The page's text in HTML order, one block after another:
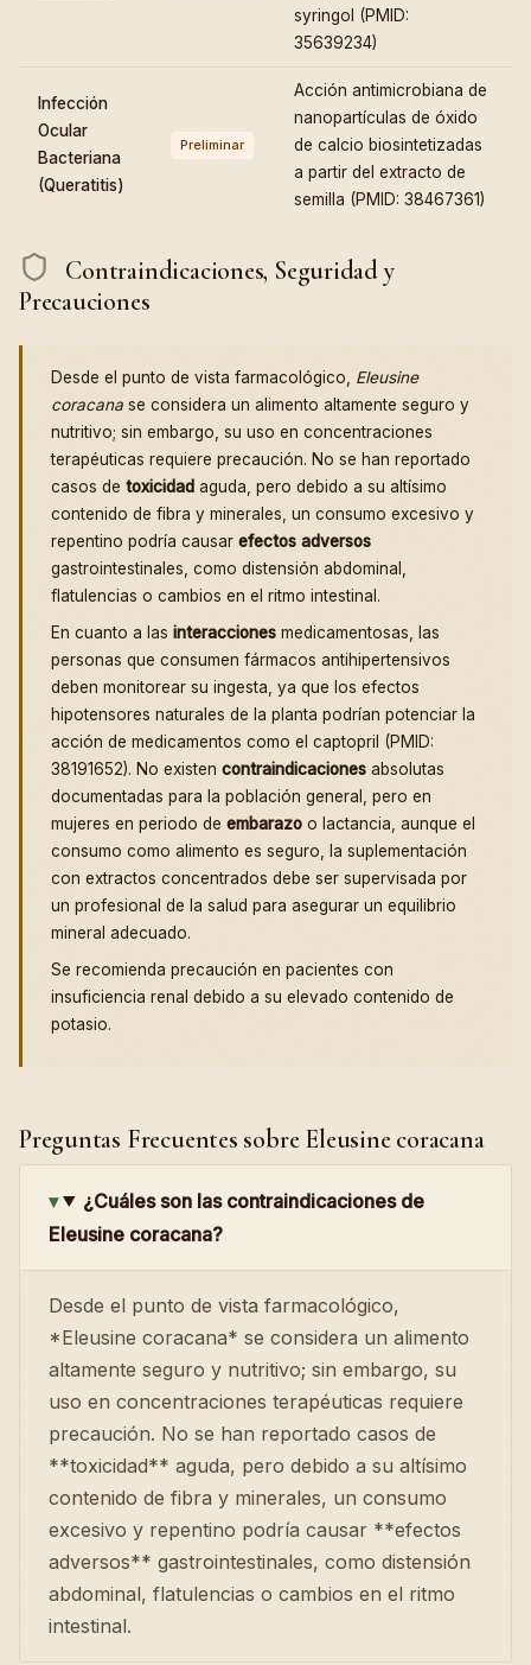
syringol (PMID:
35639234)
Infección
Ocular
Bacteriana
(Queratitis)
Preliminar
Acción antimicrobiana de
nanopartículas de óxido
de calcio biosintetizadas
a partir del extracto de
semilla (PMID: 38467361)
Contraindicaciones, Seguridad y
Precauciones
Desde el punto de vista farmacológico, Eleusine
coracana se considera un alimento altamente seguro y
nutritivo; sin embargo, su uso en concentraciones
terapéuticas requiere precaución. No se han reportado
casos de toxicidad aguda, pero debido a su altísimo
contenido de fibra y minerales, un consumo excesivo y
repentino podría causar efectos adversos
gastrointestinales, como distensión abdominal,
flatulencias o cambios en el ritmo intestinal.
En cuanto a las interacciones medicamentosas, las
personas que consumen fármacos antihipertensivos
deben monitorear su ingesta, ya que los efectos
hipotensores naturales de la planta podrían potenciar la
acción de medicamentos como el captopril (PMID:
38191652). No existen contraindicaciones absolutas
documentadas para la población general, pero en
mujeres en periodo de embarazo o lactancia, aunque el
consumo como alimento es seguro, la suplementación
con extractos concentrados debe ser supervisada por
un profesional de la salud para asegurar un equilibrio
mineral adecuado.
Se recomienda precaución en pacientes con
insuficiencia renal debido a su elevado contenido de
potasio.
Preguntas Frecuentes sobre Eleusine coracana
¿Cuáles son las contraindicaciones de
Eleusine coracana?
Desde el punto de vista farmacológico,
*Eleusine coracana* se considera un alimento
altamente seguro y nutritivo; sin embargo, su
uso en concentraciones terapéuticas requiere
precaución. No se han reportado casos de
**toxicidad** aguda, pero debido a su altísimo
contenido de fibra y minerales, un consumo
excesivo y repentino podría causar **efectos
adversos** gastrointestinales, como distensión
abdominal, flatulencias o cambios en el ritmo
intestinal.